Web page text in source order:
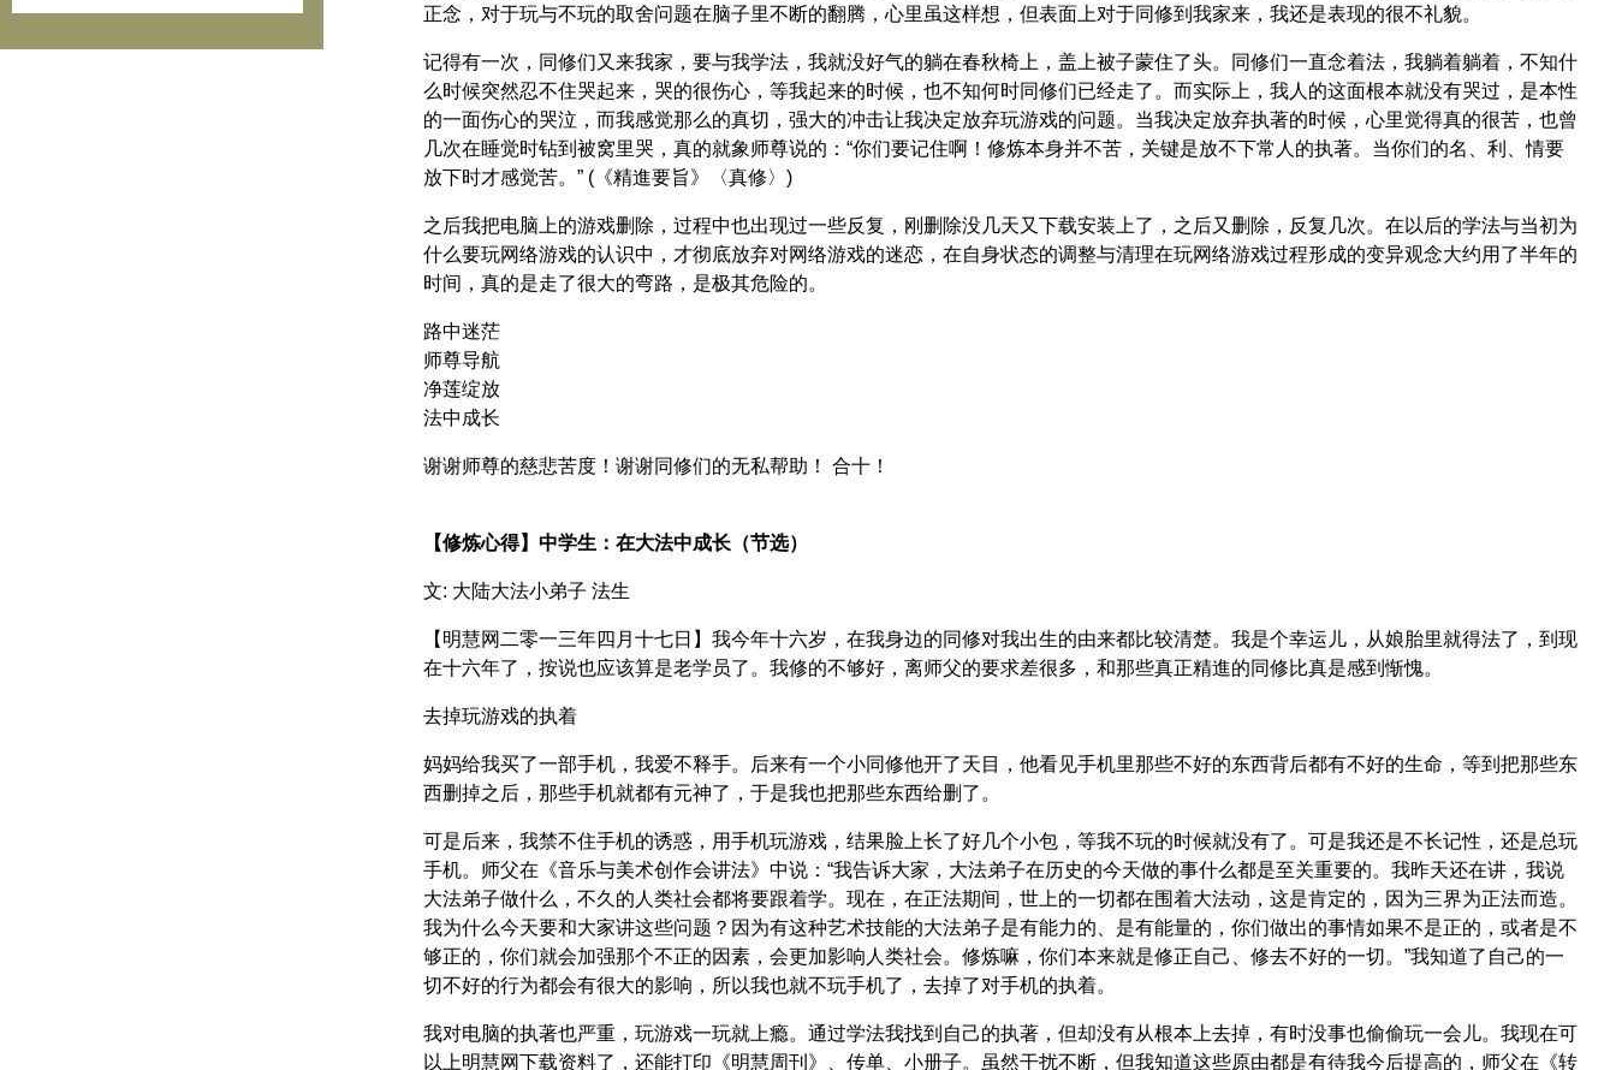
正念，对于玩与不玩的取舍问题在脑子里不断的翻腾，心里虽这样想，但表面上对于同修到我家来，我还是表现的很不礼貌。
记得有一次，同修们又来我家，要与我学法，我就没好气的躺在春秋椅上，盖上被子蒙住了头。同修们一直念着法，我躺着躺着，不知什
么时候突然忍不住哭起来，哭的很伤心，等我起来的时候，也不知何时同修们已经走了。而实际上，我人的这面根本就没有哭过，是本性
的一面伤心的哭泣，而我感觉那么的真切，强大的冲击让我决定放弃玩游戏的问题。当我决定放弃执著的时候，心里觉得真的很苦，也曾
几次在睡觉时钻到被窝里哭，真的就象师尊说的：“你们要记住啊！修炼本身并不苦，关键是放不下常人的执著。当你们的名、利、情要
放下时才感觉苦。” (《精進要旨》〈真修〉)
之后我把电脑上的游戏删除，过程中也出现过一些反复，刚删除没几天又下载安装上了，之后又删除，反复几次。在以后的学法与当初为
什么要玩网络游戏的认识中，才彻底放弃对网络游戏的迷恋，在自身状态的调整与清理在玩网络游戏过程形成的变异观念大约用了半年的
时间，真的是走了很大的弯路，是极其危险的。
路中迷茫
师尊导航
净莲绽放
法中成长
谢谢师尊的慈悲苦度！谢谢同修们的无私帮助！ 合十！
【修炼心得】中学生：在大法中成长（节选）
文: 大陆大法小弟子 法生
【明慧网二零一三年四月十七日】我今年十六岁，在我身边的同修对我出生的由来都比较清楚。我是个幸运儿，从娘胎里就得法了，到现
在十六年了，按说也应该算是老学员了。我修的不够好，离师父的要求差很多，和那些真正精進的同修比真是感到惭愧。
去掉玩游戏的执着
妈妈给我买了一部手机，我爱不释手。后来有一个小同修他开了天目，他看见手机里那些不好的东西背后都有不好的生命，等到把那些东
西删掉之后，那些手机就都有元神了，于是我也把那些东西给删了。
可是后来，我禁不住手机的诱惑，用手机玩游戏，结果脸上长了好几个小包，等我不玩的时候就没有了。可是我还是不长记性，还是总玩
手机。师父在《音乐与美术创作会讲法》中说：“我告诉大家，大法弟子在历史的今天做的事什么都是至关重要的。我昨天还在讲，我说
大法弟子做什么，不久的人类社会都将要跟着学。现在，在正法期间，世上的一切都在围着大法动，这是肯定的，因为三界为正法而造。
我为什么今天要和大家讲这些问题？因为有这种艺术技能的大法弟子是有能力的、是有能量的，你们做出的事情如果不是正的，或者是不
够正的，你们就会加强那个不正的因素，会更加影响人类社会。修炼嘛，你们本来就是修正自己、修去不好的一切。”我知道了自己的一
切不好的行为都会有很大的影响，所以我也就不玩手机了，去掉了对手机的执着。
我对电脑的执著也严重，玩游戏一玩就上瘾。通过学法我找到自己的执著，但却没有从根本上去掉，有时没事也偷偷玩一会儿。我现在可
以上明慧网下载资料了，还能打印《明慧周刊》、传单、小册子。虽然干扰不断，但我知道这些原由都是有待我今后提高的，师父在《转